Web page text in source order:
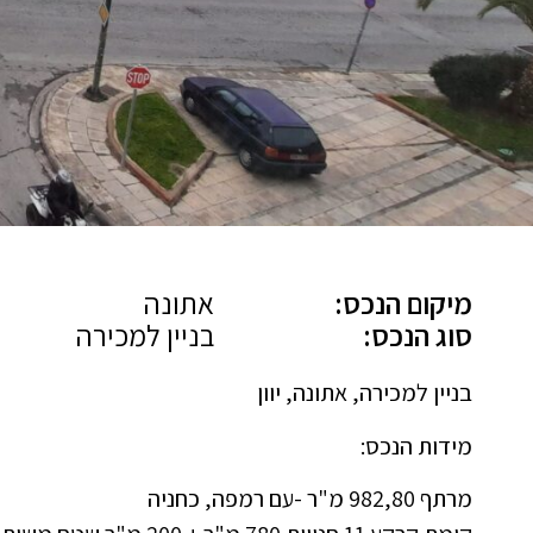
מיקום הנכס:
אתונה
סוג הנכס:
בניין למכירה
בניין למכירה, אתונה, יוון
מידות הנכס:
מרתף 982,80 מ"ר -עם רמפה, כחניה